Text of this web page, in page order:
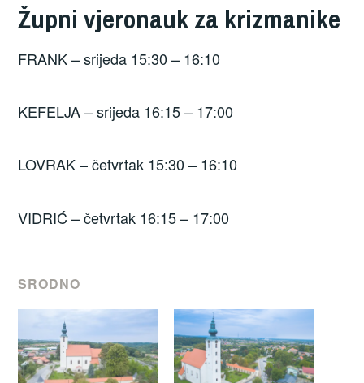
Župni vjeronauk za krizmanike
FRANK – srijeda 15:30 – 16:10
KEFELJA – srijeda 16:15 – 17:00
LOVRAK – četvrtak 15:30 – 16:10
VIDRIĆ – četvrtak 16:15 – 17:00
SRODNO